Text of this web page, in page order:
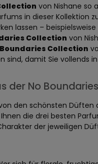
von Nishane so
in dieser Kollektion
lassen –
Collection von
Collection
sind, damit Sie vollends
der No
den schönsten Düften
die drei besten
der jeweiligen